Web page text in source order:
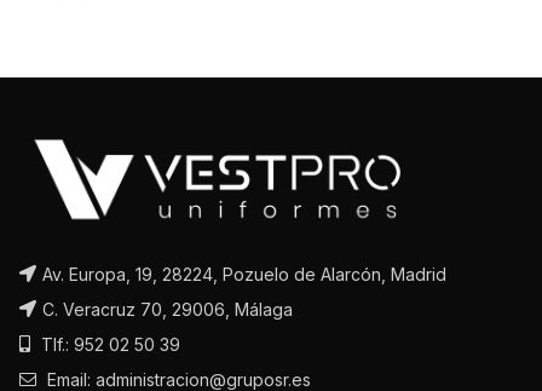
Av. Europa, 19, 28224, Pozuelo de Alarcón, Madrid
C. Veracruz 70, 29006, Málaga
Tlf.: 952 02 50 39
Email: administracion@gruposr.es